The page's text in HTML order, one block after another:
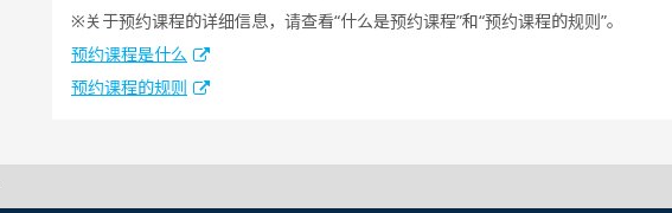
关于预约课程的详细信息，请查看“什么是预约课程”和“预约课程的规则”。
预约课程是什么
预约课程的规则